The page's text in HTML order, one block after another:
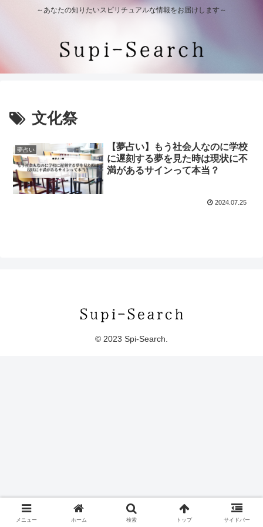
～あなたの知りたいスピリチュアルな情報をお届けします～
文化祭
夢占い
【夢占い】もう社会人なのに学校
に遅刻する夢を見た時は現状に不
満があるサインって本当？
2024.07.25
© 2023 Spi-Search.
メニュー ホーム 検索 トップ サイドバー